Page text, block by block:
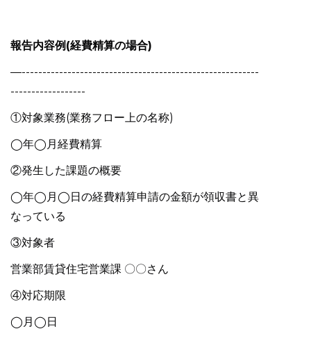
報告内容例(経費精算の場合)
—---------------------------------------------------------
------------------
①対象業務(業務フロー上の名称)
◯年◯月経費精算
②発生した課題の概要
◯年◯月◯日の経費精算申請の金額が領収書と異
なっている
③対象者
営業部賃貸住宅営業課 〇〇さん
④対応期限
◯月◯日